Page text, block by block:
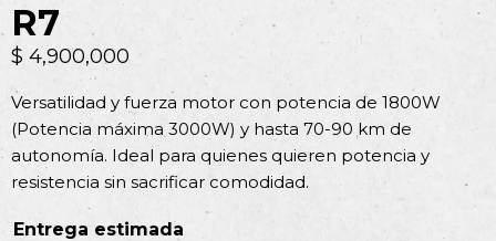
R7
$ 4,900,000
Versatilidad y fuerza motor con potencia de 1800W
(Potencia máxima 3000W) y hasta 70-90 km de
autonomía. Ideal para quienes quieren potencia y
resistencia sin sacrificar comodidad.
Entrega estimada